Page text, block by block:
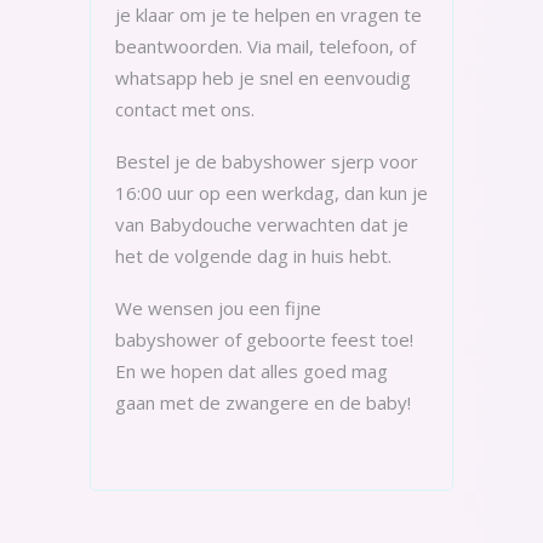
je klaar om je te helpen en vragen te
beantwoorden. Via mail, telefoon, of
whatsapp heb je snel en eenvoudig
contact met ons.
Bestel je de babyshower sjerp voor
16:00 uur op een werkdag, dan kun je
van Babydouche verwachten dat je
het de volgende dag in huis hebt.
We wensen jou een fijne
babyshower of geboorte feest toe!
En we hopen dat alles goed mag
gaan met de zwangere en de baby!